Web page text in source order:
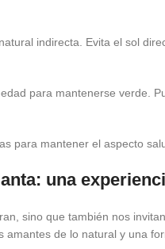
indirecta. Evita el sol
para mantenerse verde.
para mantener el aspecto
una
sino que también nos
amantes de lo natural y una